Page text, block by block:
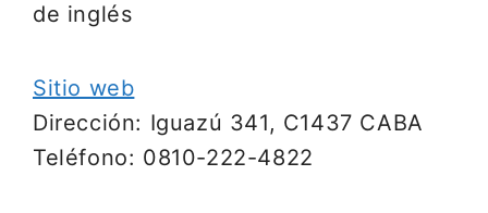
de inglés
Sitio web
Dirección: Iguazú 341, C1437 CABA
Teléfono: 0810-222-4822